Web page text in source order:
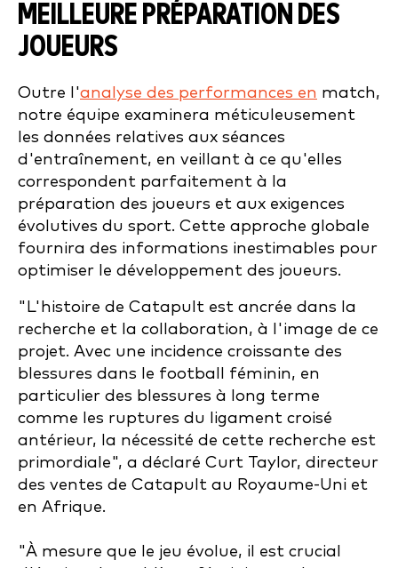
MEILLEURE PRÉPARATION DES
JOUEURS
Outre l'analyse des performances en match,
notre équipe examinera méticuleusement
les données relatives aux séances
d'entraînement, en veillant à ce qu'elles
correspondent parfaitement à la
préparation des joueurs et aux exigences
évolutives du sport. Cette approche globale
fournira des informations inestimables pour
optimiser le développement des joueurs.
"L'histoire de Catapult est ancrée dans la
recherche et la collaboration, à l'image de ce
projet. Avec une incidence croissante des
blessures dans le football féminin, en
particulier des blessures à long terme
comme les ruptures du ligament croisé
antérieur, la nécessité de cette recherche est
primordiale", a déclaré Curt Taylor, directeur
des ventes de Catapult au Royaume-Uni et
en Afrique.
"À mesure que le jeu évolue, il est crucial